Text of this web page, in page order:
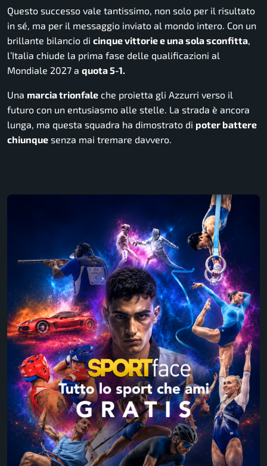
Questo successo vale tantissimo, non solo per il risultato
in sé, ma per il messaggio inviato al mondo intero. Con un
brillante bilancio di cinque vittorie e una sola sconfitta,
l’Italia chiude la prima fase delle qualificazioni al
Mondiale 2027 a quota 5-1.
Una marcia trionfale che proietta gli Azzurri verso il
futuro con un entusiasmo alle stelle. La strada è ancora
lunga, ma questa squadra ha dimostrato di poter battere
chiunque senza mai tremare davvero.